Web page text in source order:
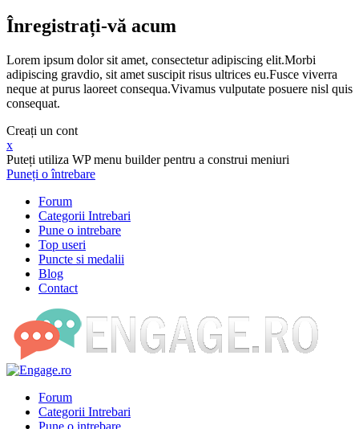
Înregistrați-vă acum
Lorem ipsum dolor sit amet, consectetur adipiscing elit.Morbi
adipiscing gravdio, sit amet suscipit risus ultrices eu.Fusce viverra
neque at purus laoreet consequa.Vivamus vulputate posuere nisl quis
consequat.
Creați un cont
x
Puteți utiliza WP menu builder pentru a construi meniuri
Puneți o întrebare
Forum
Categorii Intrebari
Pune o intrebare
Top useri
Puncte si medalii
Blog
Contact
Forum
Categorii Intrebari
Pune o intrebare